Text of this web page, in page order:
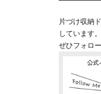
片づけ収納
しています。
ぜひフォロ